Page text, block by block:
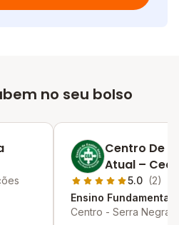
no seu bolso
Centro De
Atual – Cea
5.0 (2)
Ensino Fundamental
Centro - Serra Negra